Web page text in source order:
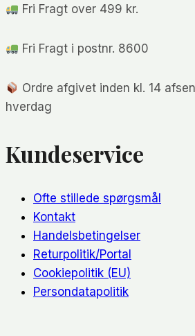
Fri Fragt over 499 kr.
Fri Fragt i postnr. 8600
Ordre afgivet inden kl. 14
hverdag
Kundeservice
Ofte stillede spørgsmål
Kontakt
Handelsbetingelser
Returpolitik/Portal
Cookiepolitik (EU)
Persondatapolitik